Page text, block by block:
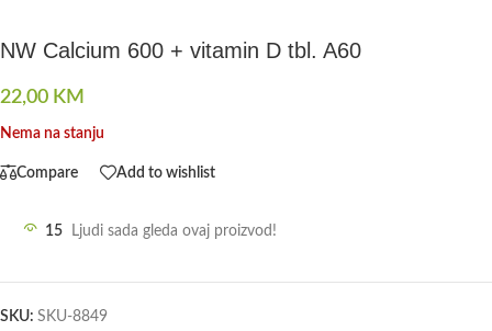
NW Calcium 600 + vitamin D tbl. A60
22,00 KM
Nema na stanju
Compare Add to wishlist
15 Ljudi sada gleda ovaj proizvod!
SKU: SKU-8849